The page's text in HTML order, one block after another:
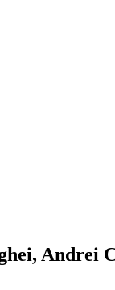
Andrei